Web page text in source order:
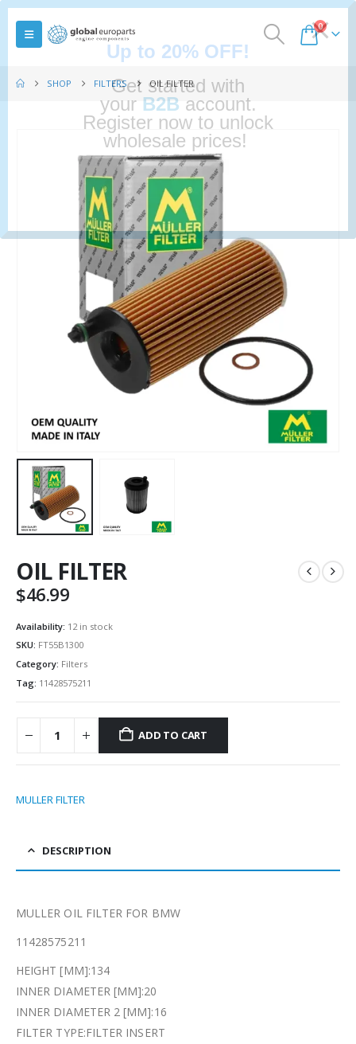
0
SHOP FILTERS OIL FILTER
OIL FILTER
$46.99
Availability: 12 in stock
SKU: FT55B1300
Category: Filters
Tag: 11428575211
ADD TO CART
MULLER FILTER
DESCRIPTION
MULLER OIL FILTER FOR BMW
11428575211
HEIGHT [MM]:134
INNER DIAMETER [MM]:20
INNER DIAMETER 2 [MM]:16
FILTER TYPE:FILTER INSERT